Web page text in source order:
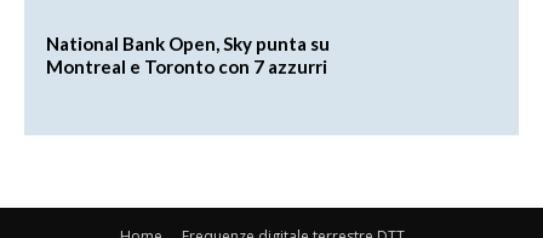
National Bank Open, Sky punta su
Montreal e Toronto con 7 azzurri